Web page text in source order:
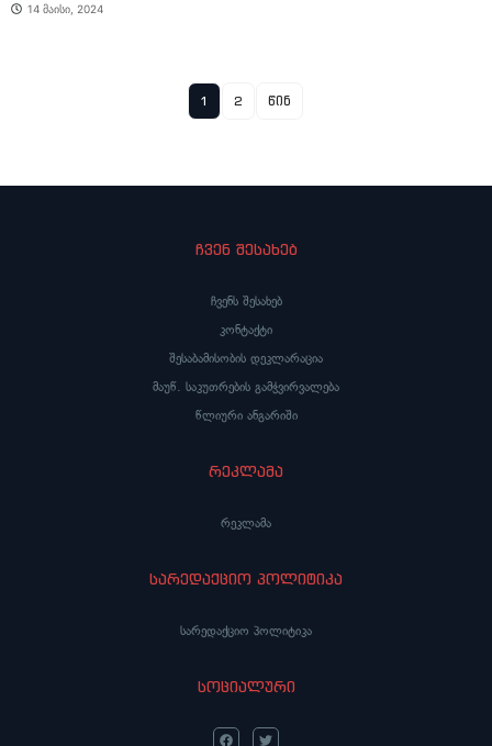
14 მაისი, 2024
1 2 წინ
ჩვენ შესახებ
ჩვენს შესახებ
კონტაქტი
შესაბამისობის დეკლარაცია
მაუწ. საკუთრების გამჭვირვალება
წლიური ანგარიში
რეკლამა
რეკლამა
სარედაქციო პოლიტიკა
სარედაქციო პოლიტიკა
სოციალური